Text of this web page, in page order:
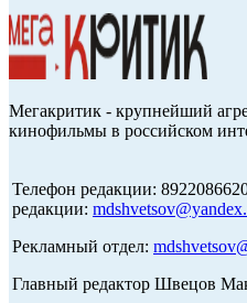
Мегакритик - крупнейший
кинофильмы в российском
Телефон редакции:
редакции:
Рекламный отдел:
Главный редактор Швецов